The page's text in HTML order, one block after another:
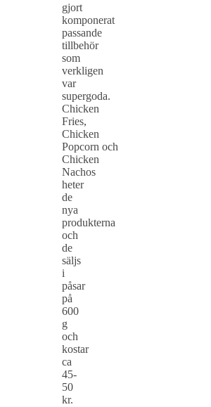
gjort
komponerat
passande
tillbehör
som
verkligen
var
supergoda.
Chicken
Fries,
Chicken
Popcorn och
Chicken
Nachos
heter
de
nya
produkterna
och
de
säljs
i
påsar
på
600
g
och
kostar
ca
45-
50
kr.